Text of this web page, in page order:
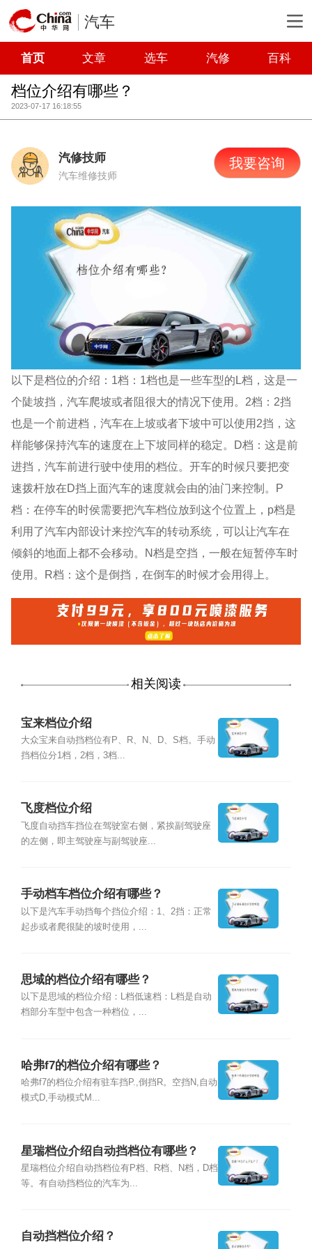
汽车
首页 文章 选车 汽修 百科
档位介绍有哪些？
2023-07-17 16:18:55
汽修技师
汽车维修技师
我要咨询
以下是档位的介绍：1档：1档也是一些车型的L档，这是一
个陡坡挡，汽车爬坡或者阻很大的情况下使用。2档：2挡
也是一个前进档，汽车在上坡或者下坡中可以使用2挡，这
样能够保持汽车的速度在上下坡同样的稳定。D档：这是前
进挡，汽车前进行驶中使用的档位。开车的时候只要把变
速拨杆放在D挡上面汽车的速度就会由的油门来控制。P
档：在停车的时侯需要把汽车档位放到这个位置上，p档是
利用了汽车内部设计来控汽车的转动系统，可以让汽车在
倾斜的地面上都不会移动。N档是空挡，一般在短暂停车时
使用。R档：这个是倒挡，在倒车的时候才会用得上。
相关阅读
宝来档位介绍
大众宝来自动挡档位有P、R、N、D、S档。手动
挡档位分1档，2档，3档...
飞度档位介绍
飞度自动挡车挡位在驾驶室右侧，紧挨副驾驶座
的左侧，即主驾驶座与副驾驶座...
手动档车档位介绍有哪些？
以下是汽车手动挡每个挡位介绍：1、2挡：正常
起步或者爬很陡的坡时使用，...
思域的档位介绍有哪些？
以下是思域的档位介绍：L档低速档：L档是自动
档部分车型中包含一种档位，...
哈弗f7的档位介绍有哪些？
哈弗f7的档位介绍有驻车挡P.,倒挡R。空挡N,自动
模式D,手动模式M...
星瑞档位介绍自动挡档位有哪些？
星瑞档位介绍自动挡档位有P档、R档、N档，D档
等。有自动挡档位的汽车为...
自动挡档位介绍？